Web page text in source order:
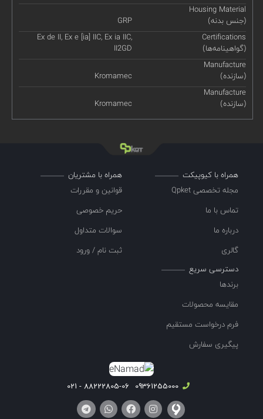
Housing Material
(جنس بدنه)
GRP
Certifications
(گواهینامه‌ها)
Ex de II, Ex e [ia] IIC, Ex ia IIC,
II2GD
Manufacture
(سازنده)
Kromamec
Manufacture
(سازنده)
Kromamec
همراه با کیوپیکت
مجله تخصصی Qpket
تماس با ما
درباره ما
گالری
همراه با مشتریان
قوانین و مقررات
حریم خصوصی
سوالات متداول
ثبت نام / ورود
دسترسی سریع
برندها
مقایسه محصولات
فرم درخواست مستقیم
پیگیری سفارش
09361255000
88222805-06 - 021